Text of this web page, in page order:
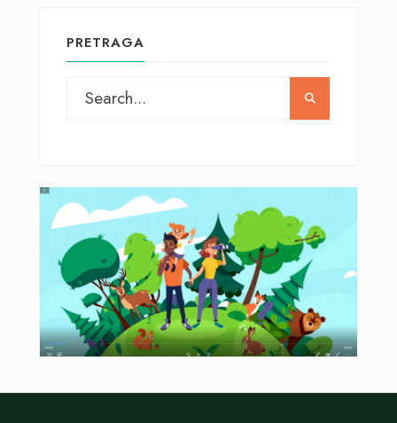
PRETRAGA